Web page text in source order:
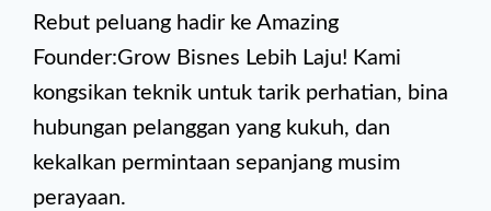
Rebut peluang hadir ke Amazing
Founder:Grow Bisnes Lebih Laju! Kami
kongsikan teknik untuk tarik perhatian, bina
hubungan pelanggan yang kukuh, dan
kekalkan permintaan sepanjang musim
perayaan.